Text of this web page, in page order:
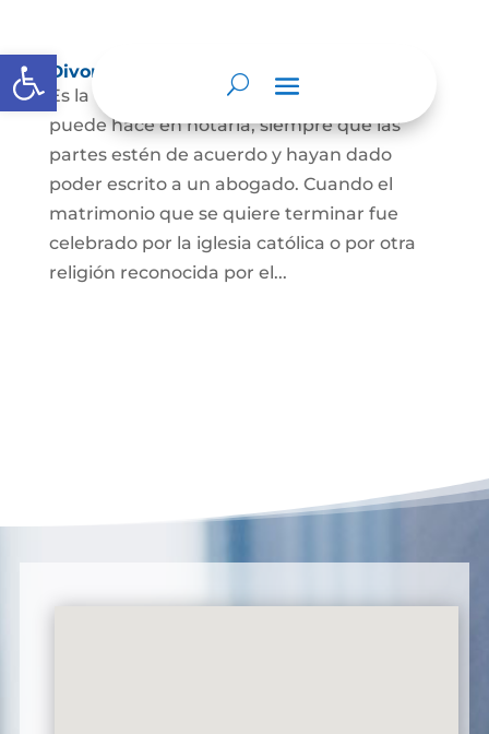
Abrir barra de herramientas
Divorcio
Es la terminación del Matrimonio Civil y se
puede hace en notaría, siempre que las
partes estén de acuerdo y hayan dado
poder escrito a un abogado. Cuando el
matrimonio que se quiere terminar fue
celebrado por la iglesia católica o por otra
religión reconocida por el...